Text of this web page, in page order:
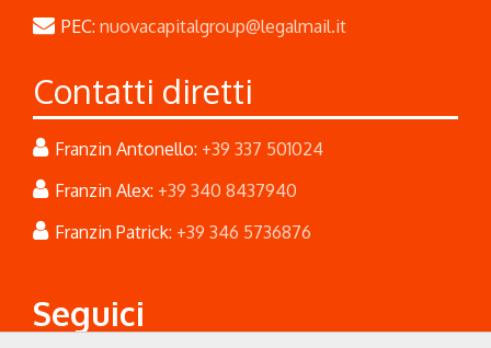
PEC: nuovacapitalgroup@legalmail.it
Contatti diretti
Franzin Antonello: +39 337 501024
Franzin Alex: +39 340 8437940
Franzin Patrick: +39 346 5736876
Seguici